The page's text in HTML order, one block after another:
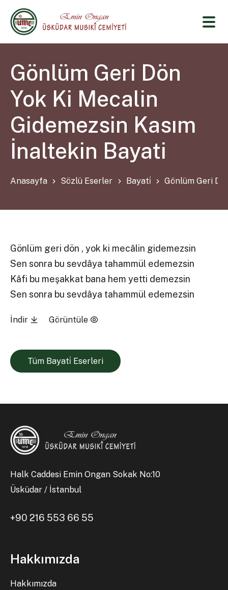
Gönlüm Geri Dön
Yok Ki Mecalin
Gidemezsin Kasım
İnaltekin Bayati
Anasayfa Sözlü Eserler Bayati̇ Gönlüm Geri
Gönlüm geri dön , yok ki mecâlin gidemezsin
Sen sonra bu sevdâya tahammül edemezsin
Kâfi bu meşakkat bana hem yetti demezsin
Sen sonra bu sevdâya tahammül edemezsin
İndir Görüntüle
Tüm Bayati̇ Eserleri
Halk Caddesi Emin Ongan Sokak No:10
Üsküdar / İstanbul
+90 216 553 66 55
Hakkımızda
Hakkımızda